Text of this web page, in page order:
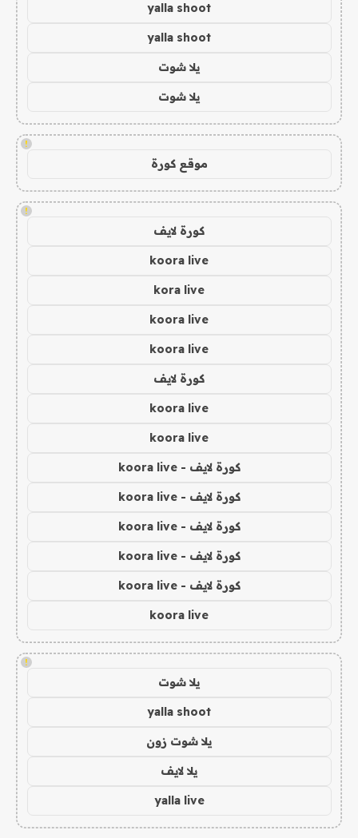
yalla shoot
yalla shoot
يلا شوت
يلا شوت
!
موقع كورة
!
كورة لايف
koora live
kora live
koora live
koora live
كورة لايف
koora live
koora live
كورة لايف - koora live
كورة لايف - koora live
كورة لايف - koora live
كورة لايف - koora live
كورة لايف - koora live
koora live
!
يلا شوت
yalla shoot
يلا شوت زون
يلا لايف
yalla live